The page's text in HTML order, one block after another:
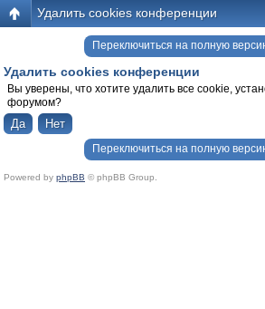
Удалить cookies конференции
Переключиться на полную
Удалить cookies конференции
Вы уверены, что хотите удалить все cookie,
форумом?
Переключиться на полную
Powered by phpBB © phpBB Group.